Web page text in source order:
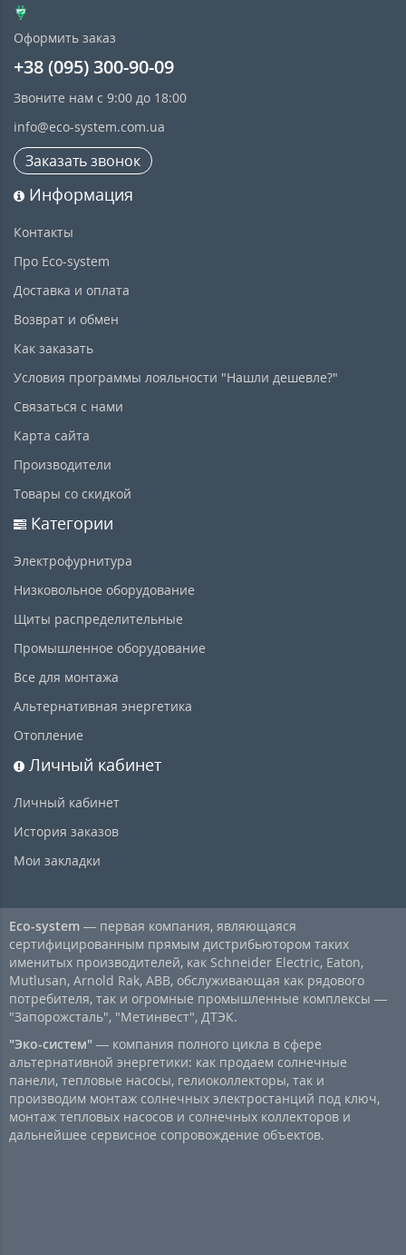
Оформить заказ
+38 (095) 300-90-09
Звоните нам с 9:00 до 18:00
info@eco-system.com.ua
Заказать звонок
Информация
Контакты
Про Eco-system
Доставка и оплата
Возврат и обмен
Как заказать
Условия программы лояльности "Нашли дешевле?"
Связаться с нами
Карта сайта
Производители
Товары со скидкой
Категории
Электрофурнитура
Низковольное оборудование
Щиты распределительные
Промышленное оборудование
Все для монтажа
Альтернативная энергетика
Отопление
Личный кабинет
Личный кабинет
История заказов
Мои закладки
Eco-system — первая компания, являющаяся
сертифицированным прямым дистрибьютором таких
именитых производителей, как Schneider Electric, Eaton,
Mutlusan, Arnold Rak, ABB, обслуживающая как рядового
потребителя, так и огромные промышленные комплексы —
"Запорожсталь", "Метинвест", ДТЭК.
"Эко-систем" — компания полного цикла в сфере
альтернативной энергетики: как продаем солнечные
панели, тепловые насосы, гелиоколлекторы, так и
производим монтаж солнечных электростанций под ключ,
монтаж тепловых насосов и солнечных коллекторов и
дальнейшее сервисное сопровождение объектов.